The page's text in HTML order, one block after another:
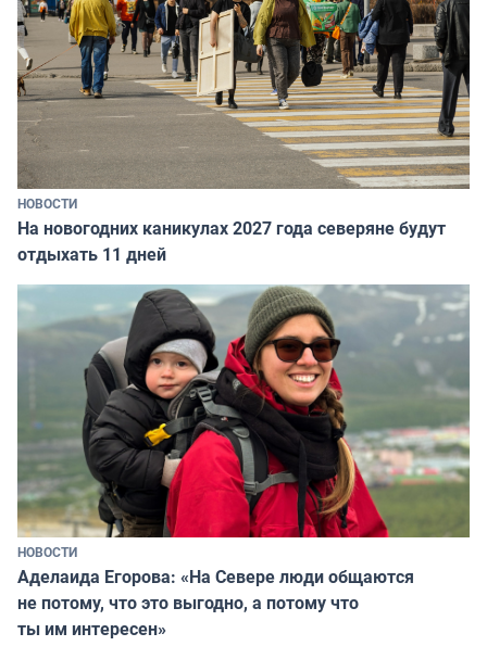
НОВОСТИ
На новогодних каникулах 2027 года северяне будут
отдыхать 11 дней
НОВОСТИ
Аделаида Егорова: «На Севере люди общаются
не потому, что это выгодно, а потому что
ты им интересен»